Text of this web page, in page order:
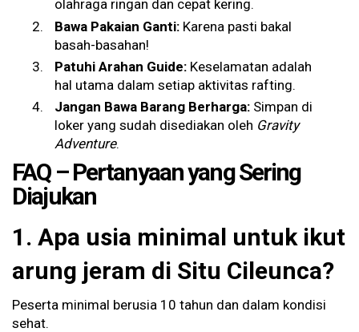
olahraga ringan dan cepat kering.
Bawa Pakaian Ganti:Karena pasti bakal
basah-basahan!
Patuhi Arahan Guide:Keselamatan adalah
hal utama dalam setiap aktivitas rafting.
Jangan Bawa Barang Berharga:Simpan di
loker yang sudah disediakan oleh Gravity
Adventure.
FAQ – Pertanyaan yang Sering
Diajukan
1. Apa usia minimal untuk ikut
arung jeram di Situ Cileunca?
Peserta minimal berusia 10 tahun dan dalam kondisi
sehat.